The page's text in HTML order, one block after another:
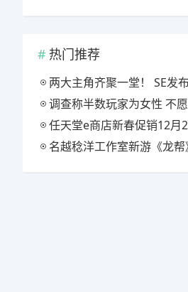
热门推荐
两大主角齐聚一堂！ SE发布
调查称半数玩家为女性 不
任天堂e商店新春促销12月
名越稔洋工作室新游《龙